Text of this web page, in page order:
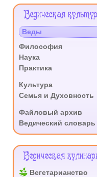
Меню
Ведическая
Веды
Философия
Наука
Практика
Культура
Семья и Духовность
Файловый архив
Ведический словарь
Ведическая
Вегетарианство